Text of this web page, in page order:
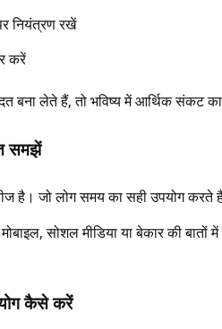
नियंत्रण रखें
करें
बना लेते हैं, तो भविष्य में आर्थिक संकट
समझें
है। जो लोग समय का सही उपयोग करते
सोशल मीडिया या बेकार की
कैसे करें